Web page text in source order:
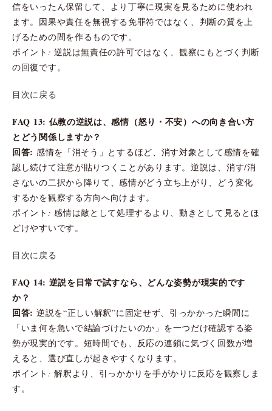
信をいったん保留して、より丁寧に現実を見るために使われ
ます。因果や責任を無視する免罪符ではなく、判断の質を上
げるための間を作るものです。
ポイント: 逆説は無責任の許可ではなく、観察にもとづく判断
の回復です。
目次に戻る
FAQ 13: 仏教の逆説は、感情（怒り・不安）への向き合い方
とどう関係しますか？
回答: 感情を「消そう」とするほど、消す対象として感情を確
認し続けて注意が貼りつくことがあります。逆説は、消す/消
さないの二択から降りて、感情がどう立ち上がり、どう変化
するかを観察する方向へ向けます。
ポイント: 感情は敵として処理するより、動きとして見るとほ
どけやすいです。
目次に戻る
FAQ 14: 逆説を日常で試すなら、どんな姿勢が現実的です
か？
回答: 逆説を“正しい解釈”に固定せず、引っかかった瞬間に
「いま何を急いで結論づけたいのか」を一つだけ確認する姿
勢が現実的です。短時間でも、反応の連鎖に気づく回数が増
えると、選び直しが起きやすくなります。
ポイント: 解釈より、引っかかりを手がかりに反応を観察しま
す。